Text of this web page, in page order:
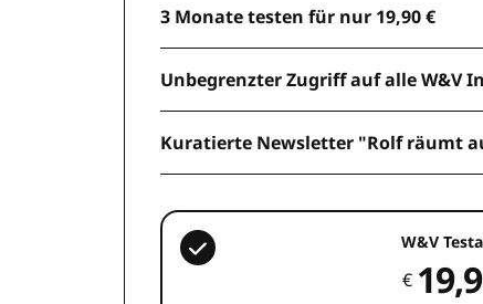
3 Monate testen für nur 19,90 €
Unbegrenzter Zugriff auf alle W&V
Kuratierte Newsletter "Rolf räumt
W&V
€